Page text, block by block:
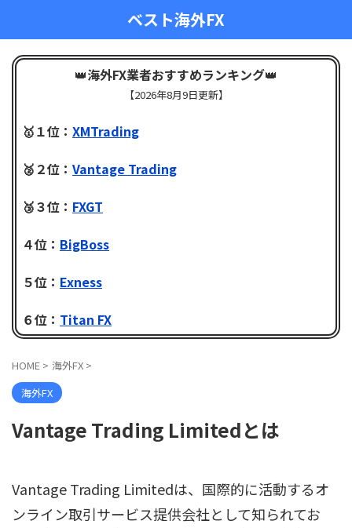
ベスト海外FX
👑海外FX業者おすすめランキング👑
【2026年8月9日更新】
🥇１位： XMTrading
🥈２位： Vantage Trading
🥉３位： FXGT
４位： BigBoss
５位： Exness
６位： Titan FX
HOME > 海外FX >
海外FX
Vantage Trading Limitedとは
Vantage Trading Limitedは、国際的に活動するオ
ンライン取引サービス提供会社として知られてお